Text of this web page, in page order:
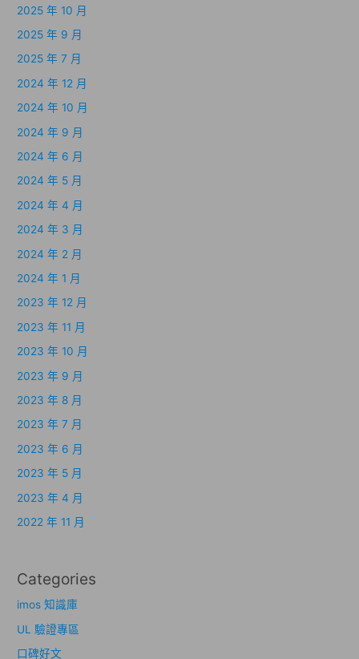
2025 年 10 月
2025 年 9 月
2025 年 7 月
2024 年 12 月
2024 年 10 月
2024 年 9 月
2024 年 6 月
2024 年 5 月
2024 年 4 月
2024 年 3 月
2024 年 2 月
2024 年 1 月
2023 年 12 月
2023 年 11 月
2023 年 10 月
2023 年 9 月
2023 年 8 月
2023 年 7 月
2023 年 6 月
2023 年 5 月
2023 年 4 月
2022 年 11 月
Categories
imos 知識庫
UL 驗證專區
口碑好文